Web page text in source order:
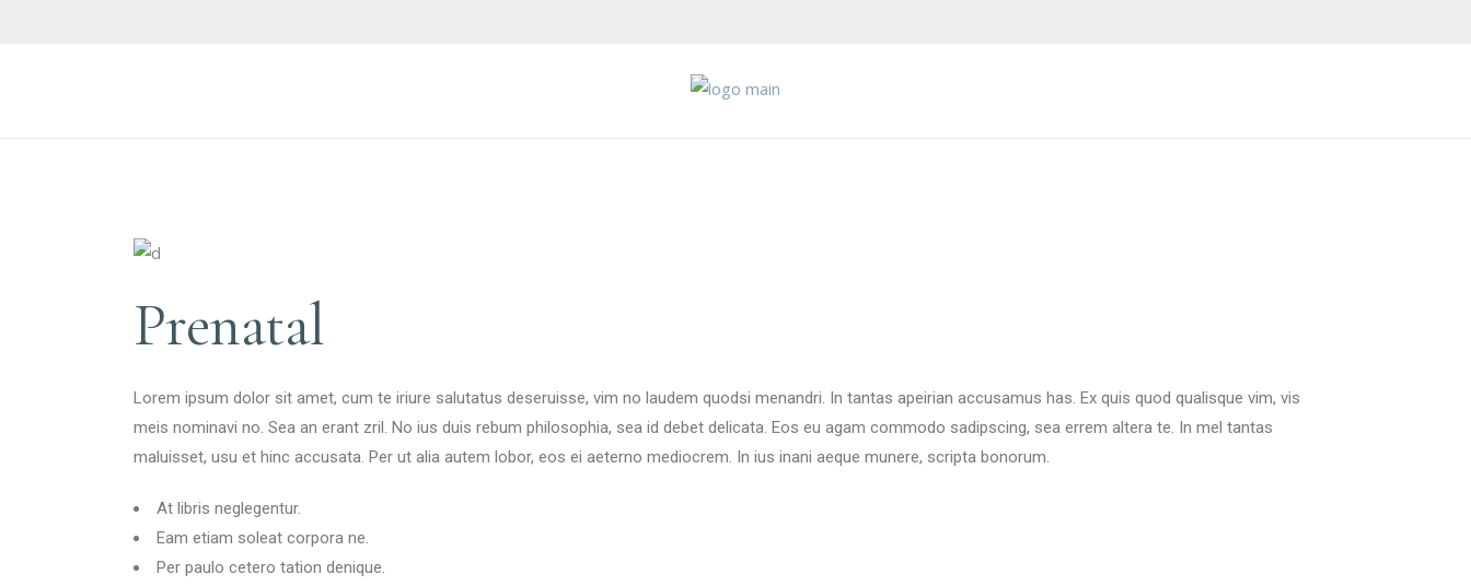
Prenatal
Lorem ipsum dolor sit amet, cum te iriure salutatus deseruisse, vim no laudem quodsi menandri. In tantas apeirian accusamus has. Ex quis quod qualisque vim, vis
meis nominavi no. Sea an erant zril. No ius duis rebum philosophia, sea id debet delicata. Eos eu agam commodo sadipscing, sea errem altera te. In mel tantas
maluisset, usu et hinc accusata. Per ut alia autem lobor, eos ei aeterno mediocrem. In ius inani aeque munere, scripta bonorum.
At libris neglegentur.
Eam etiam soleat corpora ne.
Per paulo cetero tation denique.